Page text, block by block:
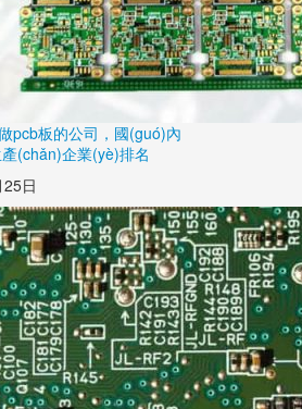
板的公司，國(guó)內
(chǎn)企業(yè)排名
日